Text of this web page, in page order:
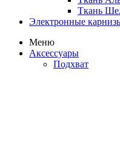
Ткань
Электронные
Меню
Аксессуары
Подхват